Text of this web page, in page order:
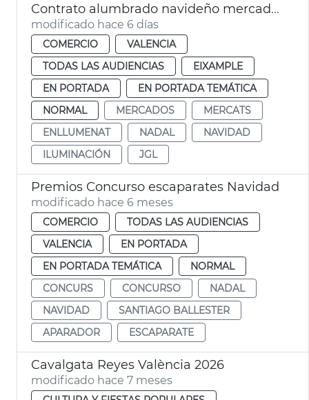
Contrato alumbrado navideño mercados municipales València
modificado hace 6 días
COMERCIO
VALENCIA
TODAS LAS AUDIENCIAS
EIXAMPLE
EN PORTADA
EN PORTADA TEMÁTICA
NORMAL
MERCADOS
MERCATS
ENLLUMENAT
NADAL
NAVIDAD
ILUMINACIÓN
JGL
Premios Concurso escaparates Navidad
modificado hace 6 meses
COMERCIO
TODAS LAS AUDIENCIAS
VALENCIA
EN PORTADA
EN PORTADA TEMÁTICA
NORMAL
CONCURS
CONCURSO
NADAL
NAVIDAD
SANTIAGO BALLESTER
APARADOR
ESCAPARATE
Cavalgata Reyes València 2026
modificado hace 7 meses